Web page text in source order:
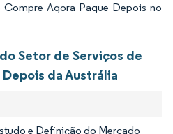
Agora Pague Depois no
Setor de Serviços de
da Austrália
e Definição do Mercado